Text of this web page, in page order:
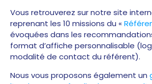
Vous retrouverez sur notre site
reprenant les 10 missions du «
évoquées dans les
format d’affiche personnalisable
modalité de contact du référent).
Nous vous proposons également un